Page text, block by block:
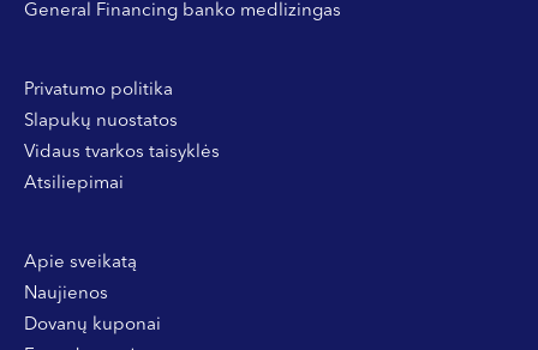
General Financing banko medlizingas
Privatumo politika
Slapukų nuostatos
Vidaus tvarkos taisyklės
Atsiliepimai
Apie sveikatą
Naujienos
Dovanų kuponai